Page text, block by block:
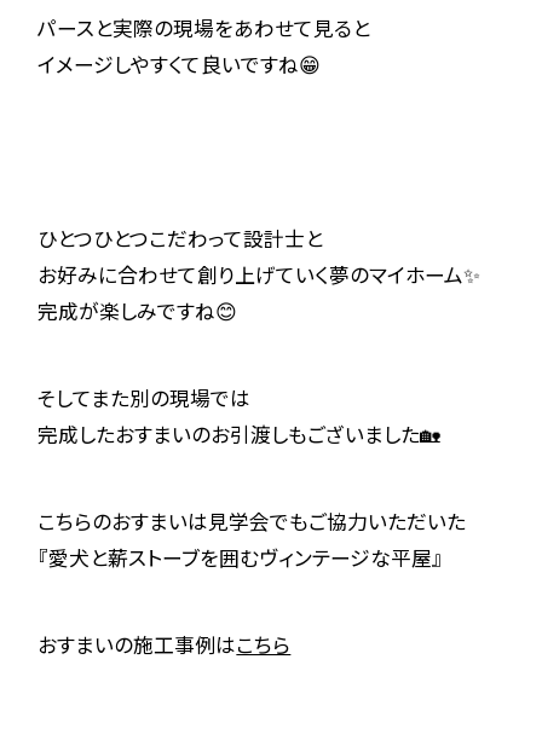
パースと実際の現場をあわせて見ると
イメージしやすくて良いですね😁
ひとつひとつこだわって設計士と
お好みに合わせて創り上げていく夢のマイホーム✨
完成が楽しみですね😊
そしてまた別の現場では
完成したおすまいのお引渡しもございました🏡
こちらのおすまいは見学会でもご協力いただいた
『愛犬と薪ストーブを囲むヴィンテージな平屋』
おすまいの施工事例はこちら